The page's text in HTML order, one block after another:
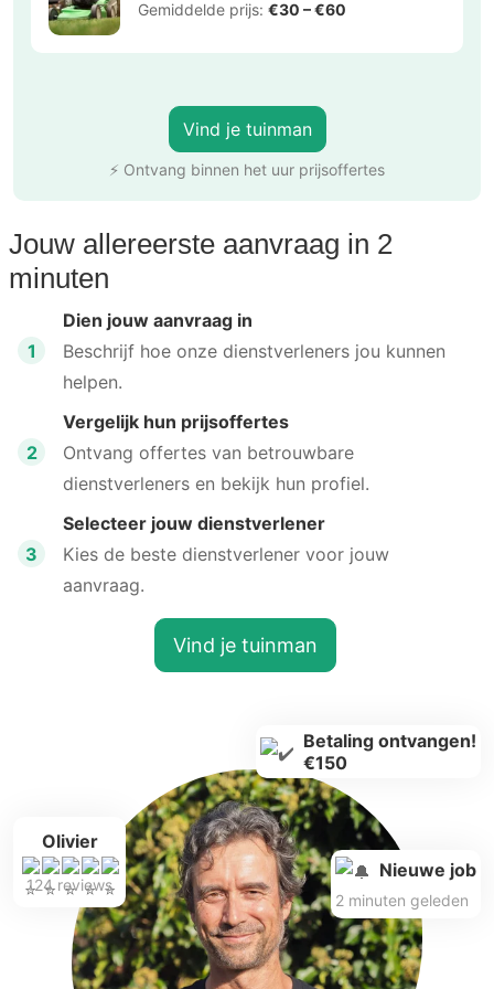
Gemiddelde prijs: €30 – €60
Vind je tuinman
⚡ Ontvang binnen het uur prijsoffertes
Jouw allereerste aanvraag in 2
minuten
1
Dien jouw aanvraag in
Beschrijf hoe onze dienstverleners jou kunnen
helpen.
2
Vergelijk hun prijsoffertes
Ontvang offertes van betrouwbare
dienstverleners en bekijk hun profiel.
3
Selecteer jouw dienstverlener
Kies de beste dienstverlener voor jouw
aanvraag.
Vind je tuinman
Olivier
124 reviews
Betaling ontvangen!
€150
Nieuwe job
2 minuten geleden